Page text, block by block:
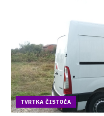
TVRTKA ČISTOĆA